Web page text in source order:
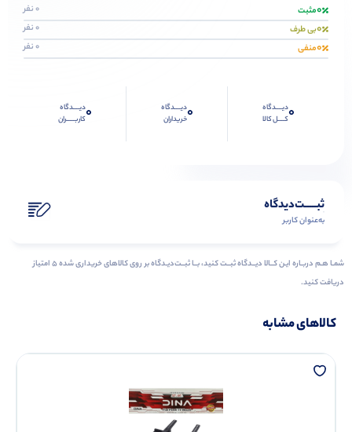
0مثبت 0 نفر
0بی طرف 0 نفر
0منفی 0 نفر
0دیــــدگاه
کــــل کالا
0دیــــدگاه
خریداران
0دیــــدگاه
کاربـــــران
ثبـــــت‌دیدگاه
به‌عنوان کاربر
شمـا هـم دربـاره ایـن کــالا دیــدگاه ثبــت کنید، بــا ثبــت‌دیـدگاه بر روی کالاهای خریداری شده ۵ امتیاز
دریافت کنید.
کالاهای مشابه